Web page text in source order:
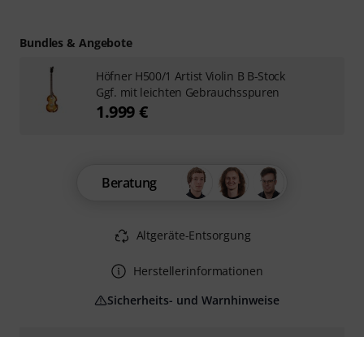
Beratung
Altgeräte-Entsorgung
Herstellerinformationen
Sicherheits- und Warnhinweise
Bundles & Angebote
Höfner H500/1 Artist Violin B B-Stock
Ggf. mit leichten Gebrauchsspuren
1.999 €